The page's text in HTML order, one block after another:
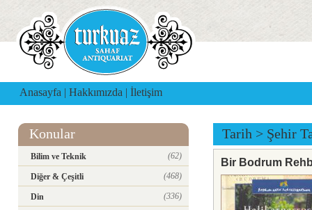
Anasayfa | Hakkımızda | İletişim
Konular
Bilim ve Teknik (62)
Diğer & Çeşitli (468)
Din (336)
Tarih > Şehir
Bir Bodrum